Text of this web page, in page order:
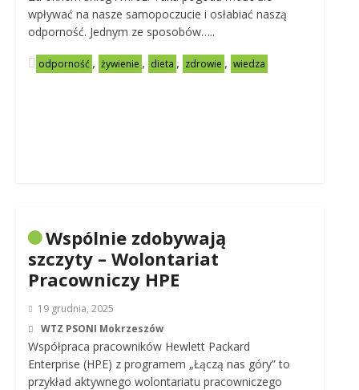
wpływać na nasze samopoczucie i osłabiać naszą
odporność. Jednym ze sposobów…..
odporność , żywienie , dieta , zdrowie , wiedza
Wspólnie zdobywają
szczyty – Wolontariat
Pracowniczy HPE
19 grudnia, 2025
WTZ PSONI Mokrzeszów
Współpraca pracowników Hewlett Packard
Enterprise (HPE) z programem „Łączą nas góry” to
przykład aktywnego wolontariatu pracowniczego